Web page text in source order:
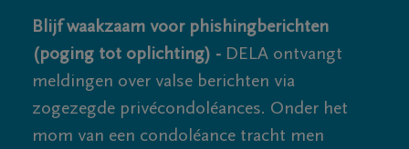
Blijf waakzaam voor phishingberichten
(poging tot oplichting) - DELA ontvangt
meldingen over valse berichten via
zogezegde privécondoléances. Onder het
mom van een condoléance tracht men